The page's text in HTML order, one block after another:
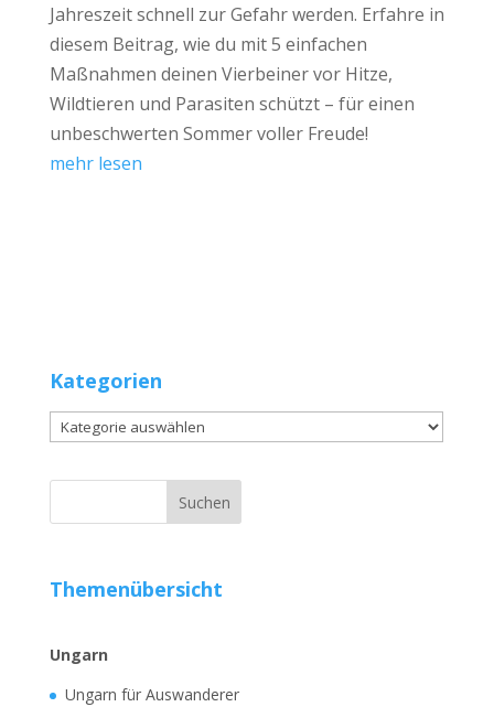
Jahreszeit schnell zur Gefahr werden. Erfahre in
diesem Beitrag, wie du mit 5 einfachen
Maßnahmen deinen Vierbeiner vor Hitze,
Wildtieren und Parasiten schützt – für einen
unbeschwerten Sommer voller Freude!
mehr lesen
Kategorien
Kategorien
Themenübersicht
Ungarn
Ungarn für Auswanderer